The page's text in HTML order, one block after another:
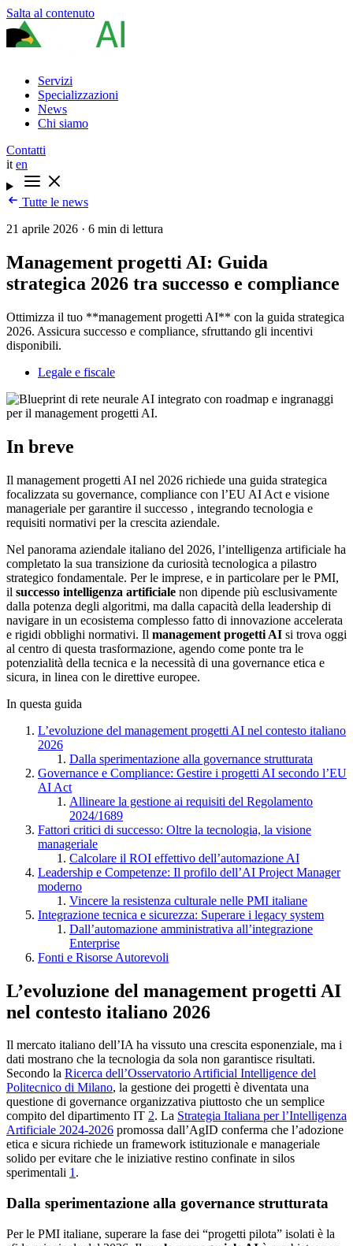
Salta al contenuto
Servizi
Specializzazioni
News
Chi siamo
Contatti
it en
Tutte le news
21 aprile 2026 · 6 min di lettura
Management progetti AI: Guida
strategica 2026 tra successo e compliance
Ottimizza il tuo **management progetti AI** con la guida strategica
2026. Assicura successo e compliance, sfruttando gli incentivi
disponibili.
Legale e fiscale
In breve
Il management progetti AI nel 2026 richiede una guida strategica
focalizzata su governance, compliance con l’EU AI Act e visione
manageriale per garantire il successo , integrando tecnologia e
requisiti normativi per la crescita aziendale.
Nel panorama aziendale italiano del 2026, l’intelligenza artificiale ha
completato la sua transizione da curiosità tecnologica a pilastro
strategico fondamentale. Per le imprese, e in particolare per le PMI,
il successo intelligenza artificiale non dipende più esclusivamente
dalla potenza degli algoritmi, ma dalla capacità della leadership di
navigare in un ecosistema complesso fatto di innovazione accelerata
e rigidi obblighi normativi. Il management progetti AI si trova oggi
al centro di questa trasformazione, agendo come ponte tra le
potenzialità della tecnica e la necessità di una governance etica e
sicura, in linea con le direttive europee.
In questa guida
L’evoluzione del management progetti AI nel contesto italiano
2026
Dalla sperimentazione alla governance strutturata
Governance e Compliance: Gestire i progetti AI secondo l’EU
AI Act
Allineare la gestione ai requisiti del Regolamento
2024/1689
Fattori critici di successo: Oltre la tecnologia, la visione
manageriale
Calcolare il ROI effettivo dell’automazione AI
Leadership e Competenze: Il profilo dell’AI Project Manager
moderno
Vincere la resistenza culturale nelle PMI italiane
Integrazione tecnica e sicurezza: Superare i legacy system
Dall’automazione amministrativa all’integrazione
Enterprise
Fonti e Risorse Autorevoli
L’evoluzione del management progetti AI
nel contesto italiano 2026
Il mercato italiano dell’IA ha vissuto una crescita esponenziale, ma i
dati mostrano che la tecnologia da sola non garantisce risultati.
Secondo la Ricerca dell’Osservatorio Artificial Intelligence del
Politecnico di Milano, la gestione dei progetti è diventata una
questione di governance organizzativa piuttosto che un semplice
compito del dipartimento IT 2. La Strategia Italiana per l’Intelligenza
Artificiale 2024-2026 promossa dall’AgID conferma che l’adozione
etica e sicura richiede un framework istituzionale e manageriale
solido per evitare che le iniziative restino confinate in silos
sperimentali 1.
Dalla sperimentazione alla governance strutturata
Per le PMI italiane, superare la fase dei “progetti pilota” isolati è la